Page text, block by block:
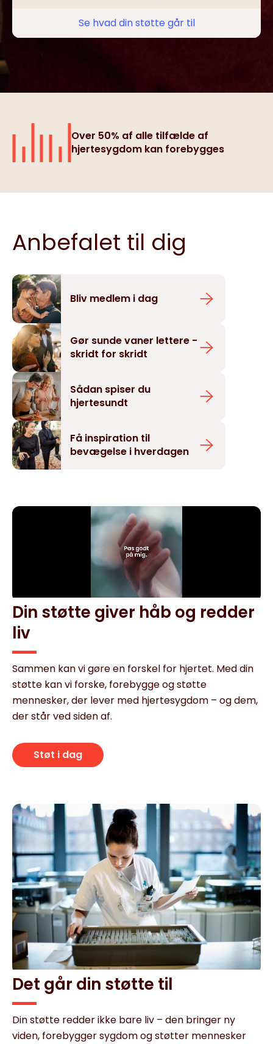
Se hvad din støtte går til
Over 50% af alle tilfælde af
hjertesygdom kan forebygges
Anbefalet til dig
Bliv medlem i dag
Gør sunde vaner lettere -
skridt for skridt
Sådan spiser du
hjertesundt
Få inspiration til
bevægelse i hverdagen
Din støtte giver håb og redder
liv
Sammen kan vi gøre en forskel for hjertet. Med din
støtte kan vi forske, forebygge og støtte
mennesker, der lever med hjertesygdom – og dem,
der står ved siden af.
Støt i dag
Det går din støtte til
Din støtte redder ikke bare liv – den bringer ny
viden, forebygger sygdom og støtter mennesker